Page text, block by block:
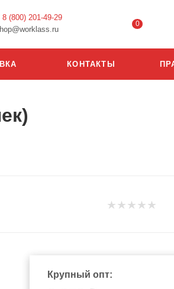
8 (800) 201-49-29
0
КОНТАКТЫ
Крупный опт: